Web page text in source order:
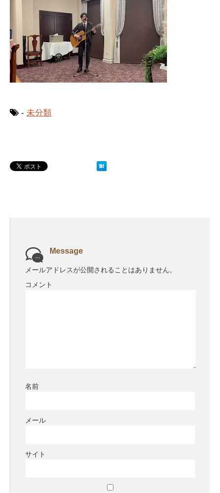
- 未分類
Message
メールアドレスが公開されることはありません。
コメント
名前
メール
サイト